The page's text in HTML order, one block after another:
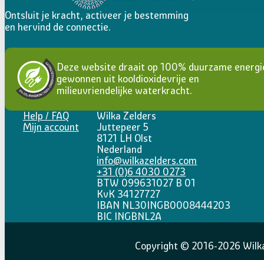
Ontsluit je kracht, activeer je bestemming
en hervind de connectie.
Deze website draait op 100% duurzame
gewonnen uit kooldioxidevrije en
milieuvriendelijke waterkracht.
Help / FAQ
Mijn account
Wilka Zelders
Juttepeer 5
8121 LH Olst
Nederland
info@wilkazelders.com
+31 (0)6 4030 0273
BTW 099631027 B 01
KvK 34127727
IBAN NL30INGB0008444203
BIC INGBNL2A
Copyright © 2016-2026